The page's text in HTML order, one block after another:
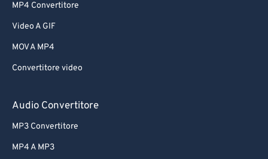
MP4 Convertitore
Video A GIF
MOV A MP4
Convertitore video
Audio Convertitore
MP3 Convertitore
MP4 A MP3